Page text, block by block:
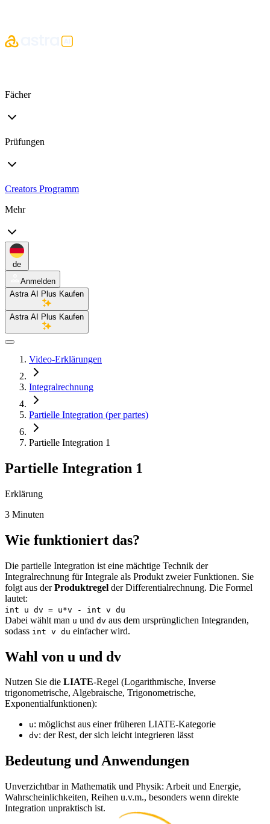
Fächer
Prüfungen
Creators Programm
Mehr
de
Anmelden
Astra AI Plus Kaufen
Astra AI Plus Kaufen
Video-Erklärungen
Integralrechnung
Partielle Integration (per partes)
Partielle Integration 1
Partielle Integration 1
Erklärung
3 Minuten
Wie funktioniert das?
Die partielle Integration ist eine mächtige Technik der
Integralrechnung für Integrale als Produkt zweier Funktionen. Sie
folgt aus derProduktregel der Differentialrechnung. Die Formel
lautet:
int u dv = u*v - int v du
Dabei wählt man u und dv aus dem ursprünglichen Integranden,
sodass int v du einfacher wird.
Wahl von u und dv
Nutzen Sie die LIATE‑Regel (Logarithmische, Inverse
trigonometrische, Algebraische, Trigonometrische,
Exponentialfunktionen):
u: möglichst aus einer früheren LIATE‑Kategorie
dv: der Rest, der sich leicht integrieren lässt
Bedeutung und Anwendungen
Unverzichtbar in Mathematik und Physik: Arbeit und Energie,
Wahrscheinlichkeiten, Reihen u.v.m., besonders wenn direkte
Integration unpraktisch ist.